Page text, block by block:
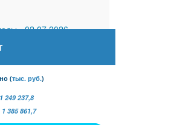
-02.07.2026
(тыс. руб.)
1 249 237,8
1 385 861,7